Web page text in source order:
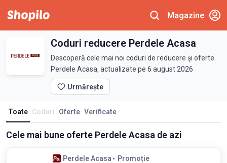
Magazine
Coduri reducere Perdele Acasa
Descoperă cele mai noi coduri de reducere și oferte
Perdele Acasa, actualizate pe 6 august 2026
Urmărește
Toate Coduri Oferte Verificate
Cele mai bune oferte Perdele Acasa de azi
Perdele Acasa Promoție